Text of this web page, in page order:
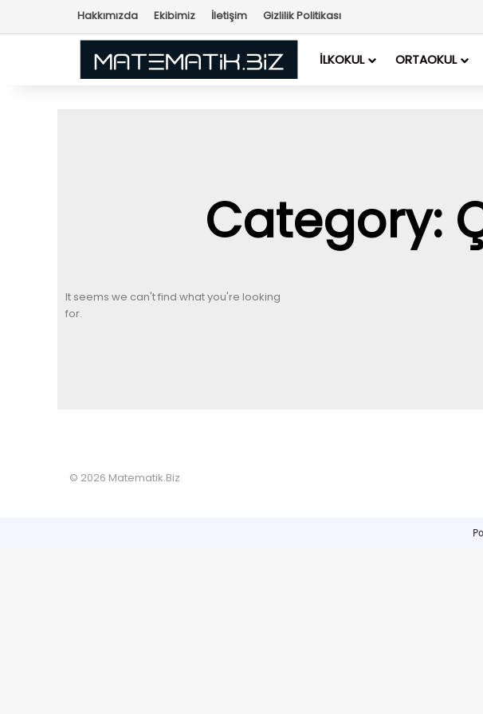
Hakkımızda Ekibimiz İletişim Gizlilik Politikası
İLKOKUL ORTAOKUL
Category:
It seems we can't find what you're looking
for.
© 2026 Matematik.Biz